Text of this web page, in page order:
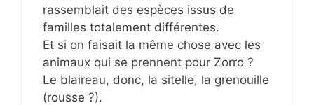
rassemblait des espèces issus de
familles totalement différentes.
Et si on faisait la même chose avec les
animaux qui se prennent pour Zorro ?
Le blaireau, donc, la sitelle, la grenouille
(rousse ?).